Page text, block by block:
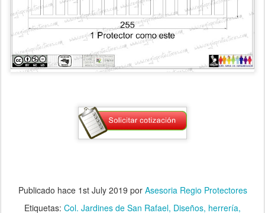
Publicado hace 1st July 2019 por Asesoria Regio Protectores
Etiquetas: Col. Jardines de San Rafael Diseños herrería